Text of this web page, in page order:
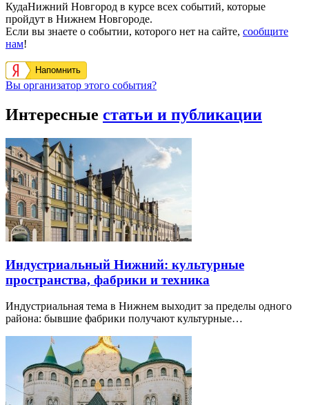
КудаНижний Новгород в курсе всех событий, которые
пройдут в Нижнем Новгороде.
Если вы знаете о событии, которого нет на сайте, сообщите
нам!
Напомнить
Вы организатор этого события?
Интересные статьи и публикации
Индустриальный Нижний: культурные
пространства, фабрики и техника
Индустриальная тема в Нижнем выходит за пределы одного
района: бывшие фабрики получают культурные…